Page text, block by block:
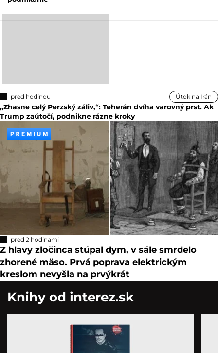
pred hodinou Útok na Irán
„Zhasne celý Perzský záliv,“: Teherán dvíha varovný prst. Ak
Trump zaútočí, podnikne rázne kroky
pred 2 hodinami
Z hlavy zločinca stúpal dym, v sále smrdelo
zhorené mäso. Prvá poprava elektrickým
kreslom nevyšla na prvýkrát
Knihy od interez.sk